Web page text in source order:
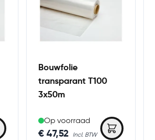
Bouwfolie
transparant T100
3x50m
Op voorraad
€ 47,52